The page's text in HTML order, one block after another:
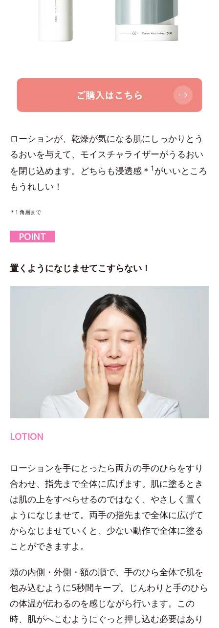
ローションが、乾燥が気になる肌にしっかりとう
るおいを与えて、モイスチャライザーがうるおい
を閉じ込めます。どちらも浸透感＊ 1 がいいところ
もうれしい！
＊1 角層まで
POINT
置くようになじませてこすらない！
LOTION
ローションを手にとったら両方の手のひらをすり
合わせ、指先まで全体に広げます。肌に塗るとき
は肌の上をすべらせるのではなく、やさしく置く
ようになじませて。両手の指先まで全体に広げて
からなじませていくと、少ない動作で全体に塗る
ことができますよ。
頬の内側・外側・額の順で、手のひら全体で肌を
包み込むように5秒間キープ。じんわりと手のひら
の体温が伝わるのを感じながら行います。この
時、肌がへこむようにぐっと押し込む必要はあり